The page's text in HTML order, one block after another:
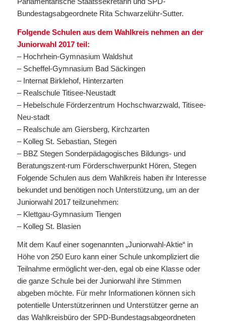
Bundestagsabgeordnete Rita Schwarzelühr-Sutter.
Folgende Schulen aus dem Wahlkreis nehmen an der
Juniorwahl 2017 teil:
– Hochrhein-Gymnasium Waldshut
– Scheffel-Gymnasium Bad Säckingen
– Internat Birklehof, Hinterzarten
– Realschule Titisee-Neustadt
– Hebelschule Förderzentrum Hochschwarzwald, Titisee-
Neu-stadt
– Realschule am Giersberg, Kirchzarten
– Kolleg St. Sebastian, Stegen
– BBZ Stegen Sonderpädagogisches Bildungs- und
Beratungszent-rum Förderschwerpunkt Hören, Stegen
Folgende Schulen aus dem Wahlkreis haben ihr Interesse
bekundet und benötigen noch Unterstützung, um an der
Juniorwahl 2017 teilzunehmen:
– Klettgau-Gymnasium Tiengen
– Kolleg St. Blasien
Mit dem Kauf einer sogenannten „Juniorwahl-Aktie“ in
Höhe von 250 Euro kann einer Schule unkompliziert die
Teilnahme ermöglicht wer-den, egal ob eine Klasse oder
die ganze Schule bei der Juniorwahl ihre Stimmen
abgeben möchte. Für mehr Informationen können sich
potentielle Unterstützerinnen und Unterstützer gerne an
das Wahlkreisbüro der SPD-Bundestagsabgeordneten